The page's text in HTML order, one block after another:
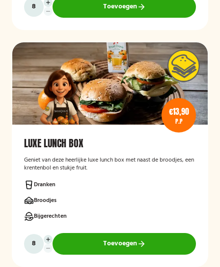
Toevoegen
€13,90
P.P
LUXE LUNCH BOX
Geniet van deze heerlijke luxe lunch box met naast de broodjes, een
krentenbol en stukje fruit.
Dranken
Broodjes
Bijgerechten
Toevoegen